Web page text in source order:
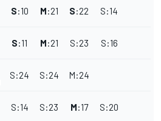
S:10 M:21 S:22 S:14
S:11 M:21 S:23 S:16
S:24 S:24 M:24
S:14 S:23 M:17 S:20